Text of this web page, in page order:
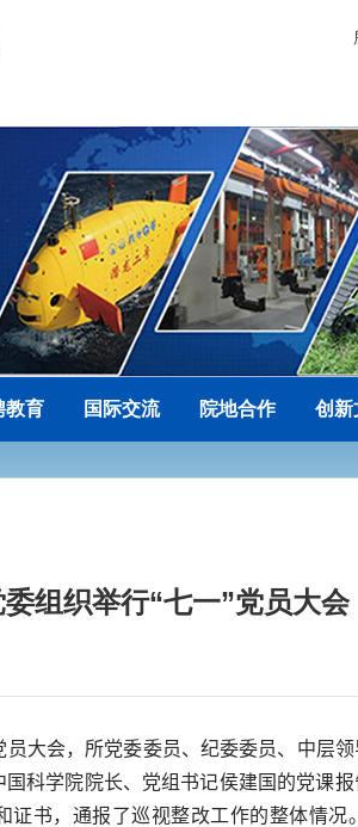
教育 国际交流 院地合作 创新
组织举行“七一”党员大会
员大会，所党委委员、纪委委员、中层
科学院院长、党组书记侯建国的党课
证书，通报了巡视整改工作的整体情